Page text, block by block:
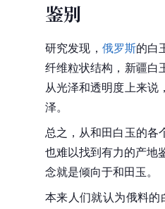
鉴别
研究发现， 俄罗斯的白
纤维粒状结构，新疆白
从光泽和透明度上来说
泽。
总之，从和田白玉的各
也难以找到有力的产地
念就是倾向于和田玉。
本来人们就认为俄料